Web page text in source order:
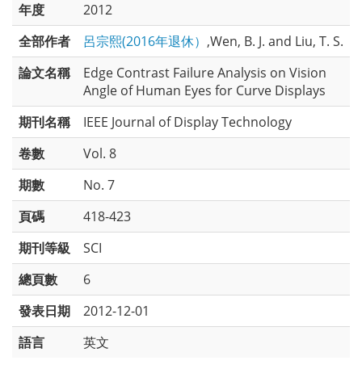
年度
2012
全部作者
呂宗熙(2016年退休） ,Wen, B. J. and Liu, T. S.
論文名稱
Edge Contrast Failure Analysis on Vision
Angle of Human Eyes for Curve Displays
期刊名稱
IEEE Journal of Display Technology
卷數
Vol. 8
期數
No. 7
頁碼
418-423
期刊等級
SCI
總頁數
6
發表日期
2012-12-01
語言
英文